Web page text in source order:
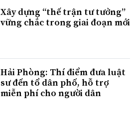
Xây dựng “thế trận tư tưởng”
vững chắc trong giai đoạn mới
Hải Phòng: Thí điểm đưa luật
sư đến tổ dân phố, hỗ trợ
miễn phí cho người dân